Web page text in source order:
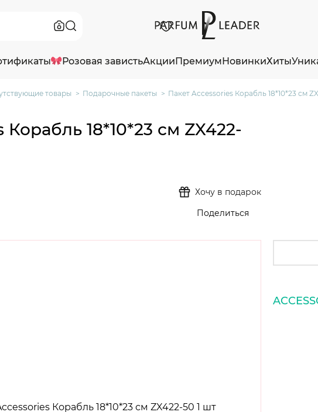
Розовая завистьАкцииПремиумНовинкиХиты
товары Подарочные пакеты Пакет Accessories Корабль 18*10*23 см
Корабль 18*10*23 см ZX422-
Хочу в подарок
Поделиться